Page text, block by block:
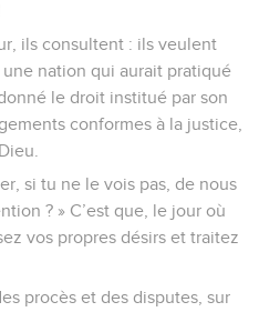
ils consultent : ils veulent
nation qui aurait pratiqué
le droit institué par son
conformes à la justice,
si tu ne le vois pas, de nous
? » C’est que, le jour où
vos propres désirs et traitez
procès et des disputes, sur